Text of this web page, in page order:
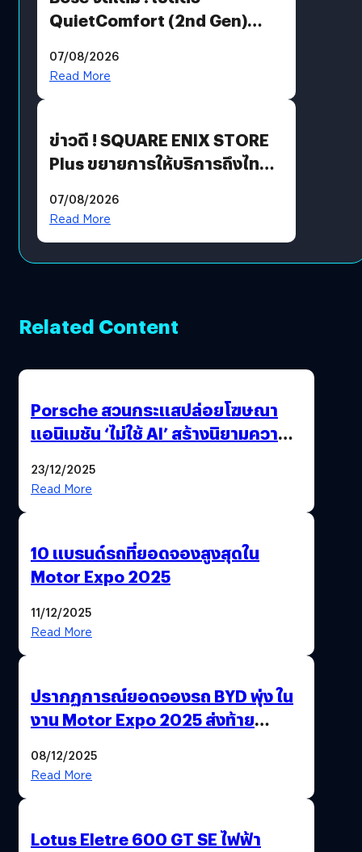
QuietComfort (2nd Gen)
07/08/2026
Read More
ข่าวดี ! SQUARE ENIX STORE
Plus ขยายการให้บริการถึงไทย
โดยตรง
07/08/2026
Read More
Related Content
Porsche สวนกระแสปล่อยโฆษณา
แอนิเมชัน ‘ไม่ใช้ AI’ สร้างนิยามความ
23/12/2025
Read More
10 แบรนด์รถที่ยอดจองสูงสุดใน
Motor Expo 2025
11/12/2025
Read More
ปรากฏการณ์ยอดจองรถ BYD พุ่ง ใน
งาน Motor Expo 2025 ส่งท้าย
08/12/2025
Read More
Lotus Eletre 600 GT SE ไฟฟ้า